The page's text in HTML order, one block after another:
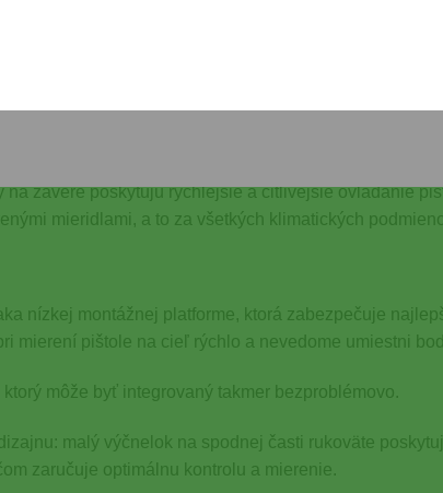
či už s rukavicami alebo bez nich. Tento úchop bol
dizajnu je Performance Duty Textúra
posunul hranice testovania v niektorých z
závere poskytujú rýchlejšie a citlivejšie ovládanie
mieridlami, a to za všetkých klimatických
nízkej montážnej platforme, ktorá zabezpečuje
mierení pištole na cieľ rýchlo a nevedome umiestni
môže byť integrovaný takmer bezproblémovo.
malý výčnelok na spodnej časti rukoväte
zaručuje optimálnu kontrolu a mierenie.